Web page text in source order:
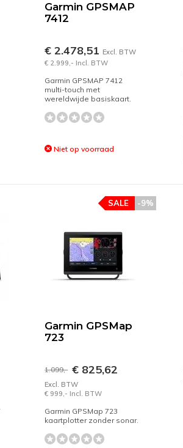
Garmin GPSMAP
7412
€ 2.478,51 Excl. BTW
€ 2.999,- Incl. BTW
Garmin GPSMAP 7412
multi-touch met
wereldwijde basiskaart.
Niet op voorraad
Garmin GPSMap
723
-9%
SALE
1.099,- € 825,62
Excl. BTW
€ 999,- Incl. BTW
Garmin GPSMap 723
kaartplotter zonder sonar.